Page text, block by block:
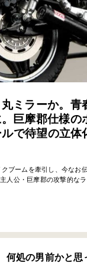
ミラーか。青
巨摩郡仕様の
で待望の立体
ブームを牽引し、今なお
人公・巨摩郡の攻撃的な
何処の男前かと思